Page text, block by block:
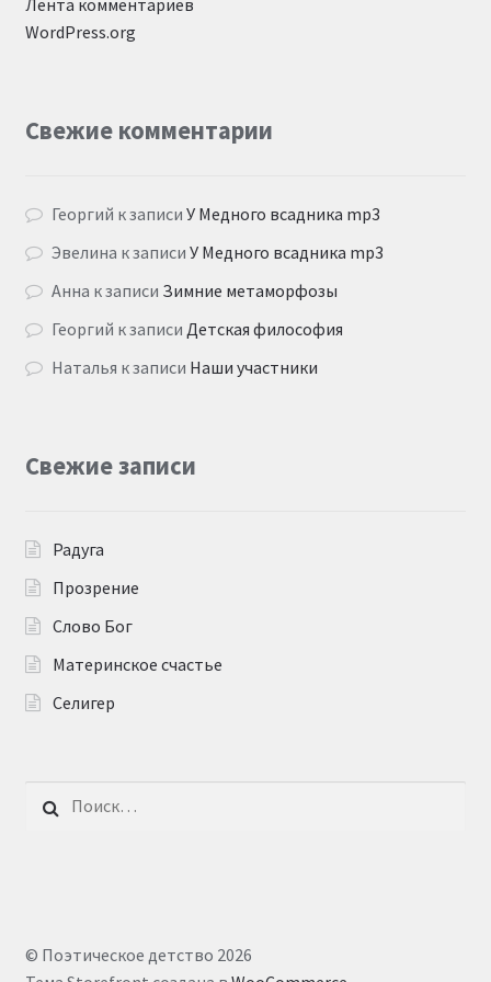
WordPress.org
Свежие комментарии
Георгий к записиУ Медного всадника mp3
Эвелина к записиУ Медного всадника mp3
Анна к записи Зимние метаморфозы
Георгий к записи Детская философия
Наталья к записи Наши участники
Свежие записи
Радуга
Прозрение
Слово Бог
Материнское счастье
Селигер
Найти:
© Поэтическое детство 2026